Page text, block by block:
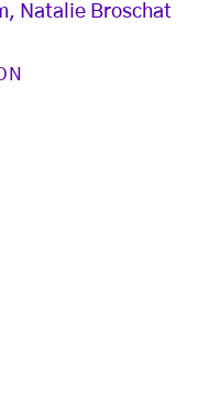
Natalie Broschat